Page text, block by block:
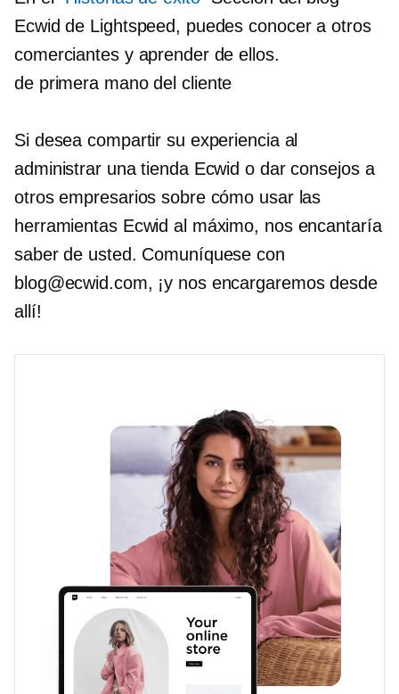
Ecwid de Lightspeed, puedes conocer a otros
comerciantes y aprender de ellos.
de primera manodel cliente
Si desea compartir su experiencia al
administrar una tienda Ecwid o dar consejos a
otros empresarios sobre cómo usar las
herramientas Ecwid al máximo, nos encantaría
saber de usted. Comuníquese con
blog@ecwid.com, ¡y nos encargaremos desde
allí!